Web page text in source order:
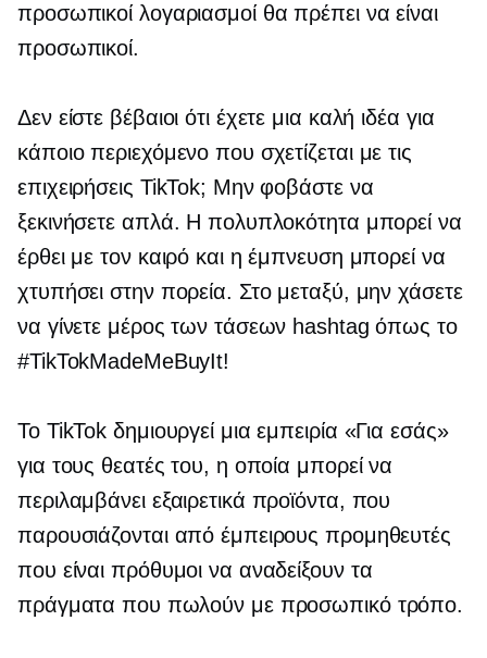
προσωπικοί λογαριασμοί θα πρέπει να είναι
προσωπικοί.
Δεν είστε βέβαιοι ότι έχετε μια καλή ιδέα για
κάποιο περιεχόμενο που σχετίζεται με τις
επιχειρήσεις TikTok; Μην φοβάστε να
ξεκινήσετε απλά. Η πολυπλοκότητα μπορεί να
έρθει με τον καιρό και η έμπνευση μπορεί να
χτυπήσει στην πορεία. Στο μεταξύ, μην χάσετε
να γίνετε μέρος των τάσεων hashtag όπως το
#TikTokMadeMeBuyIt!
Το TikTok δημιουργεί μια εμπειρία «Για εσάς»
για τους θεατές του, η οποία μπορεί να
περιλαμβάνει εξαιρετικά προϊόντα, που
παρουσιάζονται από έμπειρους προμηθευτές
που είναι πρόθυμοι να αναδείξουν τα
πράγματα που πωλούν με προσωπικό τρόπο.